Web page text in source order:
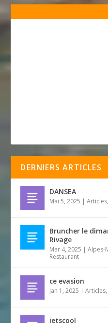
DERNIERS ARTICLES
DANSEA
Mai 5, 2025 |Articles,
Bruncher le
Rivage
Mar 4, 2025 |Alpes-
Restaurant
ce evasion
Jan 1, 2025 |Articles,
jetscool